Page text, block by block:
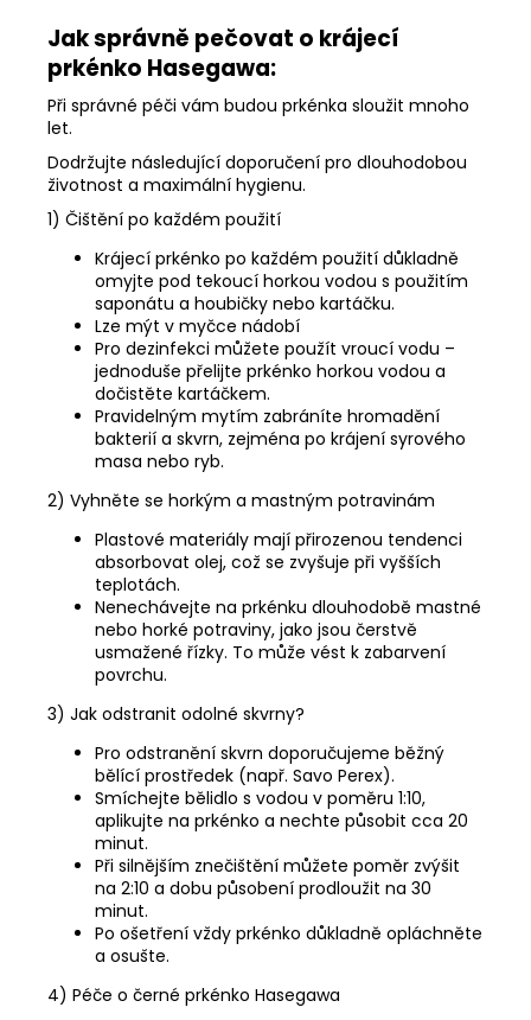
Jak správně pečovat o krájecí
prkénko Hasegawa:
Při správné péči vám budou prkénka sloužit mnoho
let.
Dodržujte následující doporučení pro dlouhodobou
životnost a maximální hygienu.
1) Čištění po každém použití
Krájecí prkénko po každém použití důkladně
omyjte pod tekoucí horkou vodou s použitím
saponátu a houbičky nebo kartáčku.
Lze mýt v myčce nádobí
Pro dezinfekci můžete použít vroucí vodu –
jednoduše přelijte prkénko horkou vodou a
dočistěte kartáčkem.
Pravidelným mytím zabráníte hromadění
bakterií a skvrn, zejména po krájení syrového
masa nebo ryb.
2) Vyhněte se horkým a mastným potravinám
Plastové materiály mají přirozenou tendenci
absorbovat olej, což se zvyšuje při vyšších
teplotách.
Nenechávejte na prkénku dlouhodobě mastné
nebo horké potraviny, jako jsou čerstvě
usmažené řízky. To může vést k zabarvení
povrchu.
3) Jak odstranit odolné skvrny?
Pro odstranění skvrn doporučujeme běžný
bělící prostředek (např. Savo Perex).
Smíchejte bělidlo s vodou v poměru 1:10,
aplikujte na prkénko a nechte působit cca 20
minut.
Při silnějším znečištění můžete poměr zvýšit
na 2:10 a dobu působení prodloužit na 30
minut.
Po ošetření vždy prkénko důkladně opláchněte
a osušte.
4) Péče o černé prkénko Hasegawa